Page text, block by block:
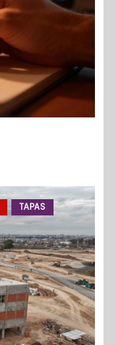
TAPAS